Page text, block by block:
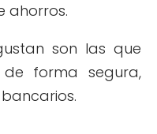
ahorros.
son las que
forma segura,